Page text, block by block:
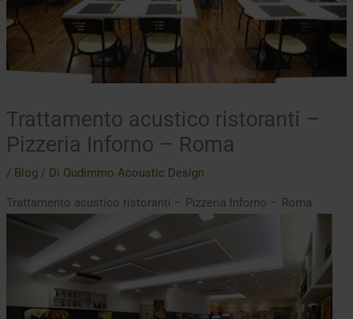
Trattamento acustico ristoranti –
Pizzeria Inforno – Roma
/ Blog / Di Oudimmo Acoustic Design
Trattamento acustico ristoranti – Pizzeria Inforno – Roma